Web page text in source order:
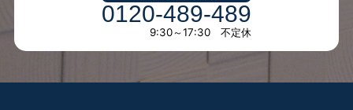
0120-489-489
9:30～17:30 不定休